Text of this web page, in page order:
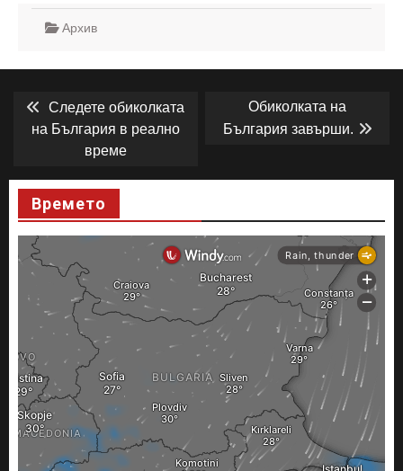
Архив
Навигация
Previous
post:
Следете обиколката
на България в реално
време
Next
post:
Обиколката на
България завърши.
Времето